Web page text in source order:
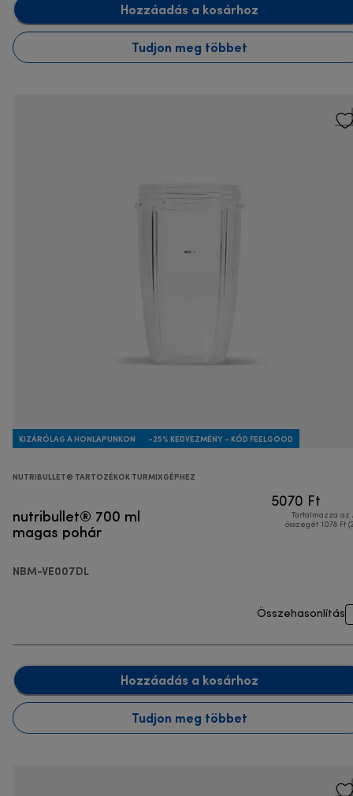
Hozzáadás a kosárhoz
Tudjon meg többet
KIZÁRÓLAG A HONLAPUNKON -25% KEDVEZMÉNY - KÓD FEELGOOD
NUTRIBULLET® TARTOZÉKOK TURMIXGÉPHEZ
nutribullet® 700 ml
magas pohár
NBM-VE007DL
5070 Ft
Tartalmazza az
összegét 1078 Ft
Összehasonlítás
Hozzáadás a kosárhoz
Tudjon meg többet